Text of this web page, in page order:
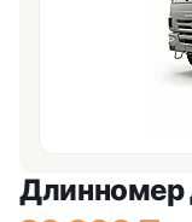
Длинномер